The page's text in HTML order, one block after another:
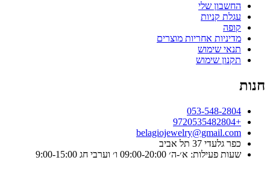
החשבון שלי
עגלת קניות
קופה
מדיניות אחריות מוצרים
תנאי שימוש
תקנון שימוש
חנות
053-548-2804
+9720535482804
belagiojewelry@gmail.com
כפר גלעדי 37 תל אביב
שעות פעילות: א׳-ה׳ 09:00-20:00 ו׳ וערבי חג 9:00-15:00